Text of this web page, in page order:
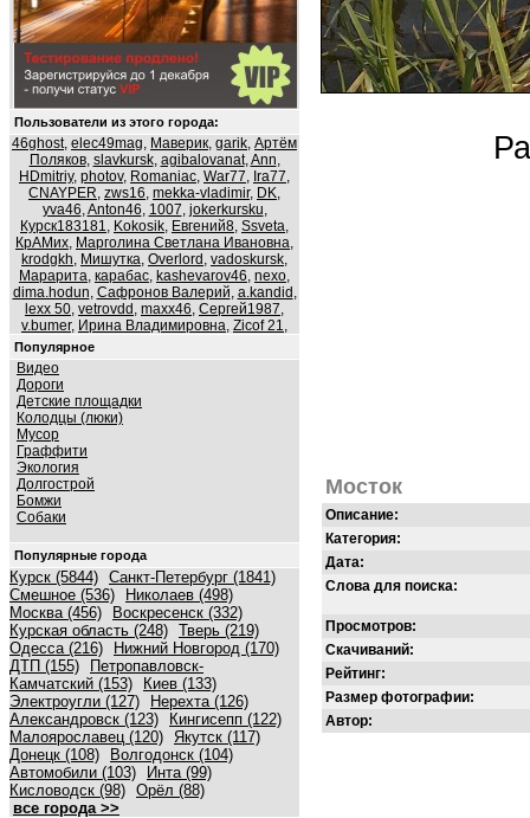
Пользователи из этого города:
46ghost, elec49mag, Маверик, garik, Артём
Поляков, slavkursk, agibalovanat,Ann,
HDmitriy, photov, Romaniac, War77, Ira77,
CNAYPER, zws16, mekka-vladimir, DK,
yva46,Anton46, 1007, jokerkursku,
Курск183181, Kokosik, Евгений8, Ssveta,
КрАМих, Марголина Светлана Ивановна,
krodgkh, Мишутка, Overlord , vadoskursk,
Марарита, карабас, kashevarov46, nexo,
dima.hodun, Сафронов Валерий, a.kandid ,
lexx 50, vetrovdd , maxx46, Сергей1987,
v.bumer, Ирина Владимировна, Zicof 21,
Популярное
Видео
Дороги
Детские площадки
Колодцы (люки)
Мусор
Граффити
Экология
Долгострой
Бомжи
Собаки
Популярные города
Курск (5844) Санкт-Петербург (1841)
Смешное (536)
Николаев (498)
Москва (456)
Воскресенск (332)
Курская область (248) Тверь (219)
Одесса (216)
Нижний Новгород (170)
ДТП (155)
Петропавловск-
Камчатский (153)
Киев (133)
Электроугли (127)
Нерехта (126)
Александровск (123)
Кингисепп (122)
Малоярославец (120) Якутск (117)
Донецк (108)
Волгодонск (104)
Автомобили (103)
Инта (99)
Кисловодск (98) Орёл (88)
все города >>
Мосток
Описание:
Категория:
Дата:
Слова для поиска:
Просмотров:
Скачиваний:
Рейтинг:
Размер фотографии:
Автор: